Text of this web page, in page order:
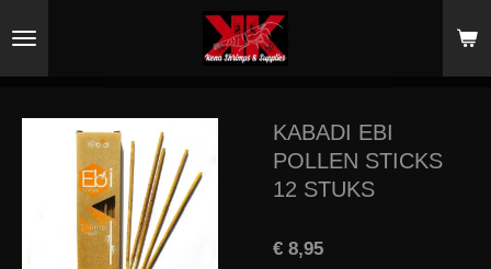
direct
hoofdinhoud
KABADI EBI
POLLEN STICKS
12 STUKS
€ 8,95